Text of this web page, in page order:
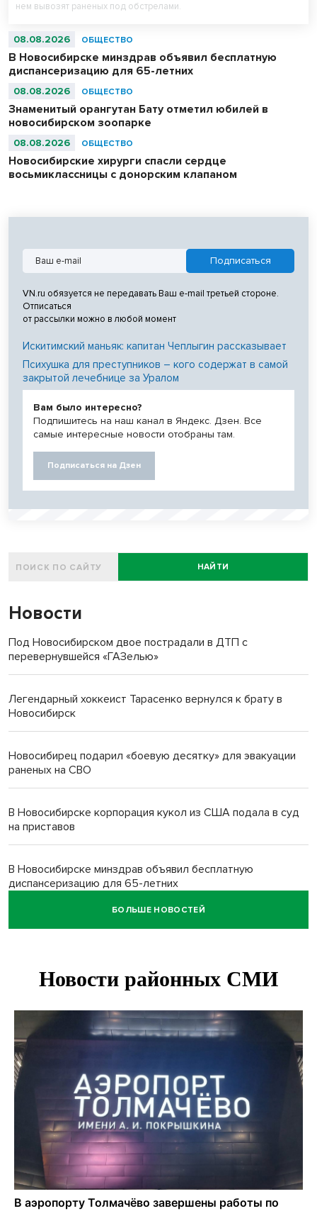
нем вывозят раненых под обстрелами.
08.08.2026 ОБЩЕСТВО
В Новосибирске минздрав объявил бесплатную
диспансеризацию для 65-летних
08.08.2026 ОБЩЕСТВО
Знаменитый орангутан Бату отметил юбилей в
новосибирском зоопарке
08.08.2026 ОБЩЕСТВО
Новосибирские хирурги спасли сердце
восьмиклассницы с донорским клапаном
VN.ru обязуется не передавать Ваш e-mail третьей стороне.
Отписаться
от рассылки можно в любой момент
Искитимский маньяк: капитан Чеплыгин рассказывает
Психушка для преступников – кого содержат в самой
закрытой лечебнице за Уралом
Вам было интересно?
Подпишитесь на наш канал в Яндекс. Дзен. Все
самые интересные новости отобраны там.
Подписаться на Дзен
НАЙТИ
Новости
Под Новосибирском двое пострадали в ДТП с
перевернувшейся «ГАЗелью»
Легендарный хоккеист Тарасенко вернулся к брату в
Новосибирск
Новосибирец подарил «боевую десятку» для эвакуации
раненых на СВО
В Новосибирске корпорация кукол из США подала в суд
на приставов
В Новосибирске минздрав объявил бесплатную
диспансеризацию для 65-летних
БОЛЬШЕ НОВОСТЕЙ